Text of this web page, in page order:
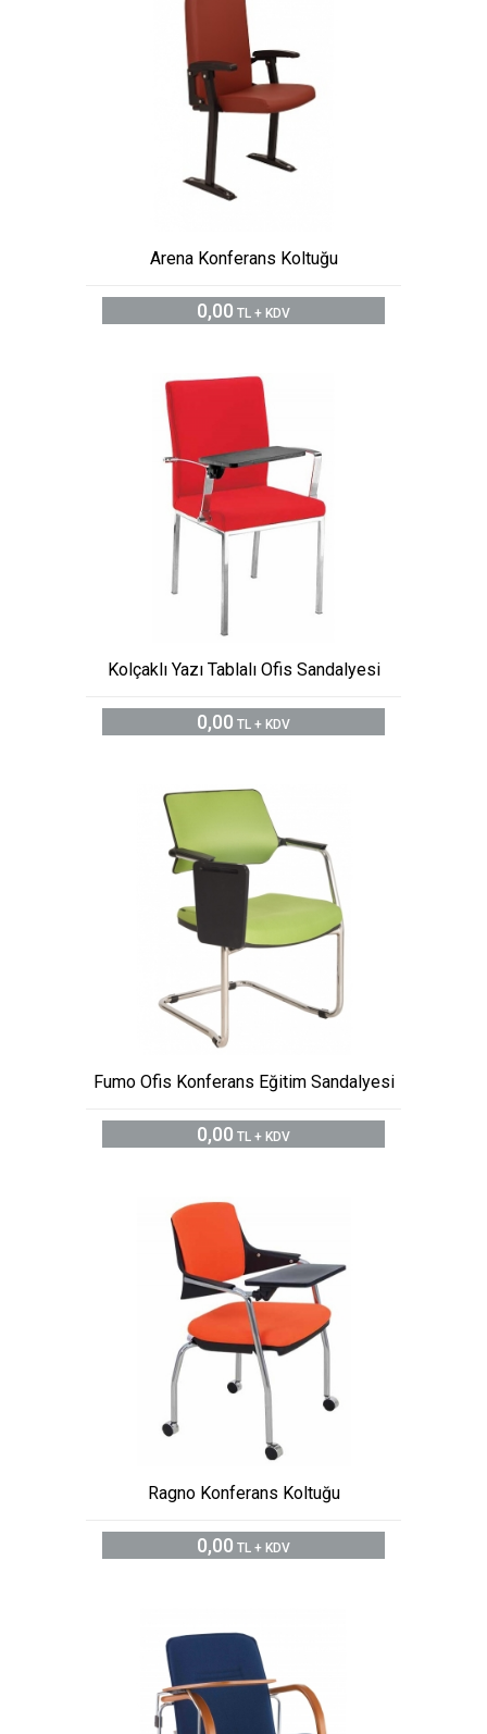
Arena Konferans Koltuğu
0,00 TL + KDV
Kolçaklı Yazı Tablalı Ofis Sandalyesi
0,00 TL + KDV
Fumo Ofis Konferans Eğitim Sandalyesi
0,00 TL + KDV
Ragno Konferans Koltuğu
0,00 TL + KDV